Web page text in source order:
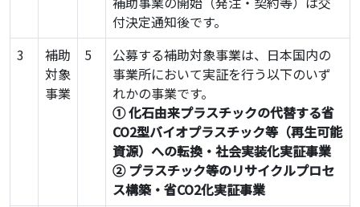
付決定通知後です。
3
補助
対象
事業
5
公募する補助対象事業は、日本国内の
事業所において実証を行う以下のいず
れかの事業です。
① 化石由来プラスチックの代替する省
CO2型バイオプラスチック等（再生可能
資源）への転換・社会実装化実証事業
② プラスチック等のリサイクルプロセ
ス構築・省CO2化実証事業